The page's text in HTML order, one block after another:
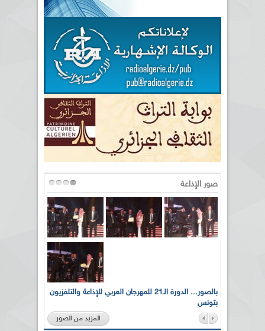
صور الإذاعة
بالصور... الدورة الـ21 للمهرجان العربي للإذاعة والتلفزيون
بتونس
المزيد من الصور